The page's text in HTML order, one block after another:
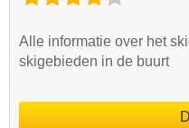
Alle informatie over het
skigebieden in de buurt